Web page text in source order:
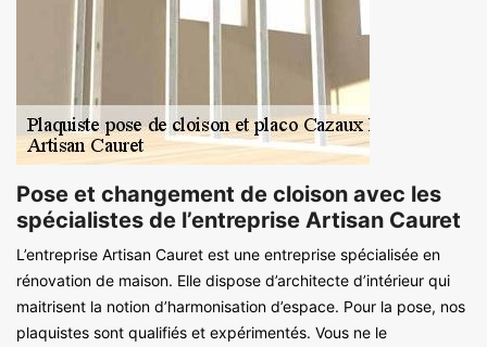
Pose et changement de cloison avec les
spécialistes de l’entreprise Artisan Cauret
L’entreprise Artisan Cauret est une entreprise spécialisée en
rénovation de maison. Elle dispose d’architecte d’intérieur qui
maitrisent la notion d’harmonisation d’espace. Pour la pose, nos
plaquistes sont qualifiés et expérimentés. Vous ne le